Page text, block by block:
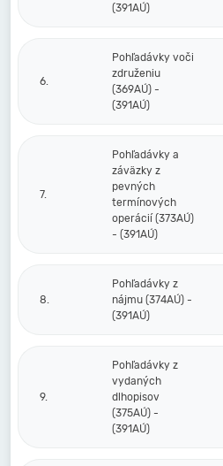
(391AÚ)
6.
Pohľadávky voči
združeniu
(369AÚ) -
(391AÚ)
7.
Pohľadávky a
záväzky z
pevných
termínových
operácií (373AÚ)
- (391AÚ)
8.
Pohľadávky z
nájmu (374AÚ) -
(391AÚ)
9.
Pohľadávky z
vydaných
dlhopisov
(375AÚ) -
(391AÚ)